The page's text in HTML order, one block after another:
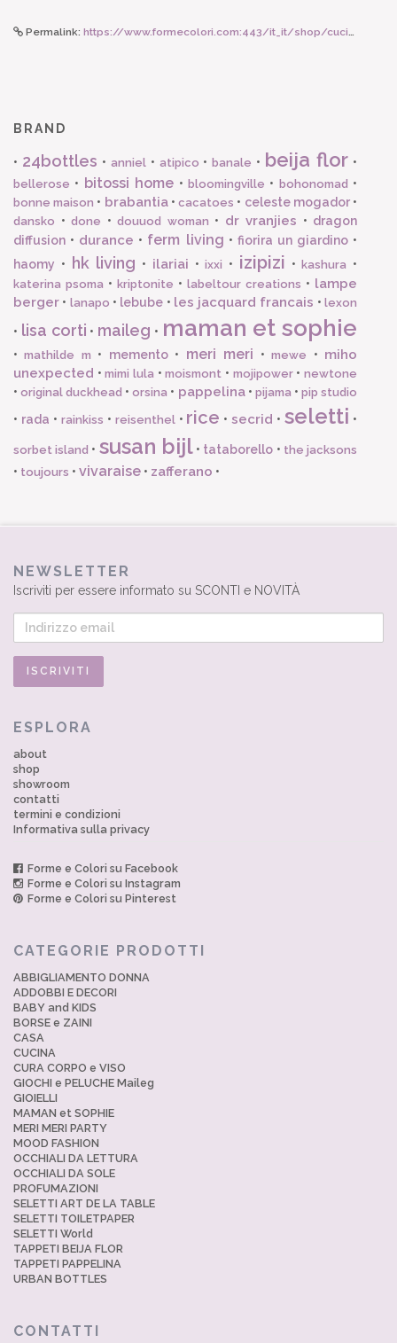
Permalink: https://www.formecolori.com:443/it_it/shop/cucina/ciotole/ferm_living_centrotavola_flow_nero/4263
BRAND
• 24bottles • anniel• atipico •banale • beija flor •
bellerose • bitossi home • bloomingville • bohonomad •
bonne maison • brabantia•cacatoes • celeste mogador•
dansko • done • douuod woman • dr vranjies • dragon
diffusion • durance • ferm living • fiorira un giardino•
haomy • hk living • ilariai •ixxi • izipizi •kashura •
katerina psoma • kriptonite • labeltour creations • lampe
berger • lanapo • lebube • les jacquard francais •lexon
• lisa corti • maileg • maman et sophie
•mathilde m • memento• meri meri •mewe • miho
unexpected •mimi lula •moismont • mojipower•newtone
•original duckhead •orsina • pappelina• pijama • pip studio
• rada • rainkiss • reisenthel• rice •secrid •seletti •
sorbet island • susan bijl• tataborello • the jacksons
• toujours • vivaraise • zafferano •
NEWSLETTER
Iscriviti per essere informato su SCONTI e NOVITÀ
ESPLORA
about
shop
showroom
contatti
termini e condizioni
Informativa sulla privacy
Forme e Colori su Facebook
Forme e Colori su Instagram
Forme e Colori su Pinterest
CATEGORIE PRODOTTI
ABBIGLIAMENTO DONNA
ADDOBBI E DECORI
BABY and KIDS
BORSE e ZAINI
CASA
CUCINA
CURA CORPO e VISO
GIOCHI e PELUCHE Maileg
GIOIELLI
MAMAN et SOPHIE
MERI MERI PARTY
MOOD FASHION
OCCHIALI DA LETTURA
OCCHIALI DA SOLE
PROFUMAZIONI
SELETTI ART DE LA TABLE
SELETTI TOILETPAPER
SELETTI World
TAPPETI BEIJA FLOR
TAPPETI PAPPELINA
URBAN BOTTLES
CONTATTI